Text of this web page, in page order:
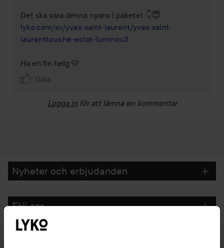
lyko.com/sv/yves-saint-laurent/yves-saint-
laurenttouche-eclat-luminou3
Ha en fin helg 🩷
Gilla
Logga in för att lämna en kommentar
Nyheter och erbjudanden
Följ oss